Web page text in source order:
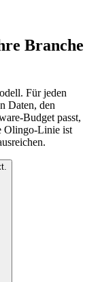
Branche
Für jeden
Daten, den
Budget passt,
Olingo-Linie ist